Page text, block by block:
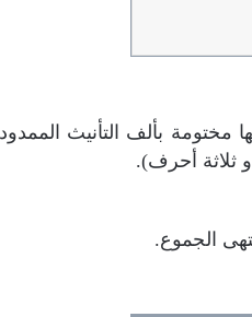
بألف التأنيث
ثلاثة أحرف).
الجموع.